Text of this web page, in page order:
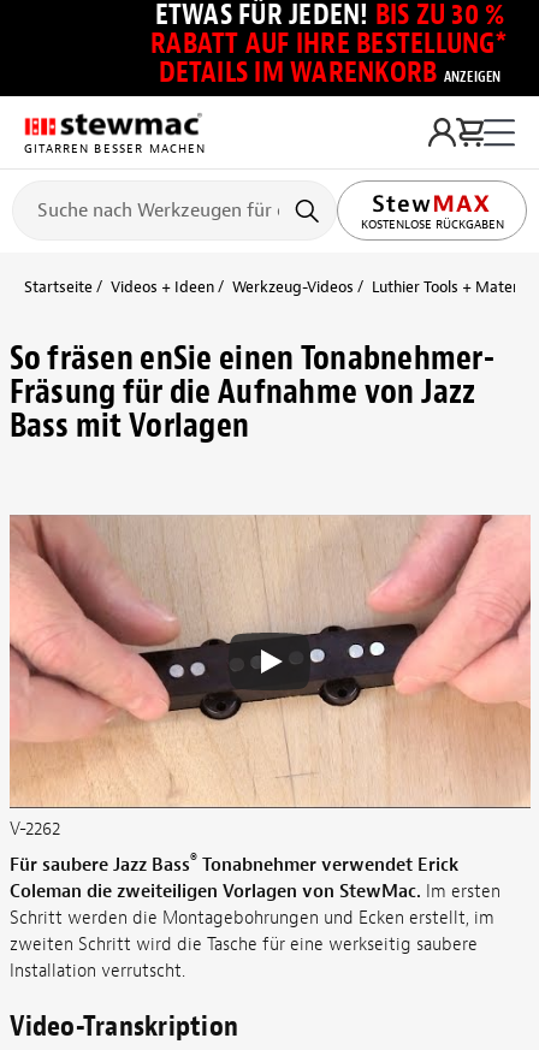
ETWAS FÜR JEDEN! BIS ZU 30 %
RABATT AUF IHRE BESTELLUNG*
DETAILS IM WARENKORB ANZEIGEN
GITARREN BESSER MACHEN
KOSTENLOSE RÜCKGABEN
Startseite Videos + Ideen Werkzeug-Videos Luthier Tools +
So fräsen enSie einen Tonabnehmer-
Fräsung für die Aufnahme von Jazz
Bass mit Vorlagen
V-2262
Für saubere Jazz Bass®Tonabnehmer verwendet Erick
Coleman die zweiteiligen Vorlagen von StewMac. Im ersten
Schritt werden die Montagebohrungen und Ecken erstellt, im
zweiten Schritt wird die Tasche für eine werkseitig saubere
Installation verrutscht.
Video-Transkription